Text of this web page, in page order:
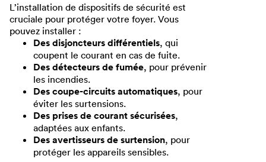
L’installation de dispositifs de sécurité est
cruciale pour protéger votre foyer. Vous
pouvez installer :
Des disjoncteurs différentiels, qui
coupent le courant en cas de fuite.
Des détecteurs de fumée, pour prévenir
les incendies.
Des coupe-circuits automatiques, pour
éviter les surtensions.
Des prises de courant sécurisées,
adaptées aux enfants.
Des avertisseurs de surtension, pour
protéger les appareils sensibles.